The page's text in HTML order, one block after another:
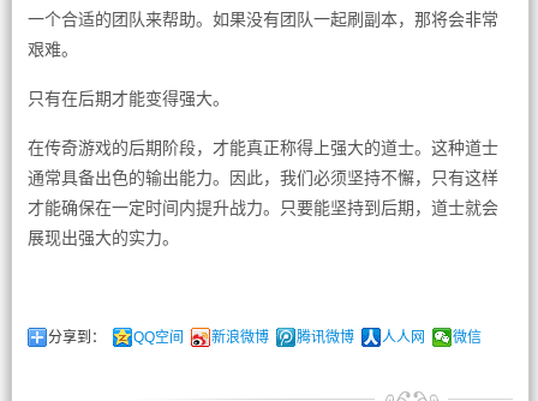
一个合适的团队来帮助。如果没有团队一起刷副本，那将会非常
艰难。
只有在后期才能变得强大。
在传奇游戏的后期阶段，才能真正称得上强大的道士。这种道士
通常具备出色的输出能力。因此，我们必须坚持不懈，只有这样
才能确保在一定时间内提升战力。只要能坚持到后期，道士就会
展现出强大的实力。
分享到： QQ空间 新浪微博 腾讯微博 人人网 微信